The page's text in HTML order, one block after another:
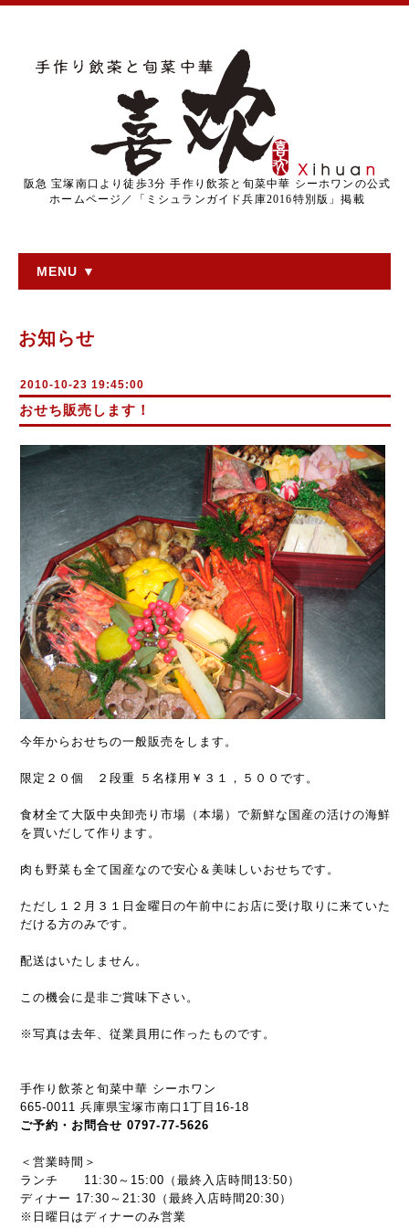
阪急 宝塚南口より徒歩3分 手作り飲茶と旬菜中華 シーホワンの公式
ホームページ／「ミシュランガイド兵庫2016特別版」掲載
MENU ▼
お知らせ
2010-10-23 19:45:00
おせち販売します！
今年からおせちの一般販売をします。
限定２０個 ２段重 ５名様用￥３１，５００です。
食材全て大阪中央卸売り市場（本場）で新鮮な国産の活けの海鮮
を買いだして作ります。
肉も野菜も全て国産なので安心＆美味しいおせちです。
ただし１２月３１日金曜日の午前中にお店に受け取りに来ていた
だける方のみです。
配送はいたしません。
この機会に是非ご賞味下さい。
※写真は去年、従業員用に作ったものです。
手作り飲茶と旬菜中華 シーホワン
665-0011 兵庫県宝塚市南口1丁目16-18
ご予約・お問合せ 0797-77-5626
＜営業時間＞
ランチ 11:30～15:00（最終入店時間13:50）
ディナー 17:30～21:30（最終入店時間20:30）
※日曜日はディナーのみ営業